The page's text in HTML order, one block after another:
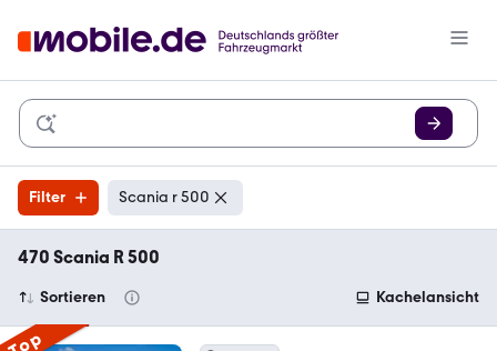
Filter Scania r 500
470 Scania R 500
Sortieren Kachelansicht